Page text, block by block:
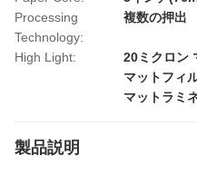
Processing
Technology:
複数の押出
High Light: 20ミクロン
マットフィ
マットラミ
製品説明